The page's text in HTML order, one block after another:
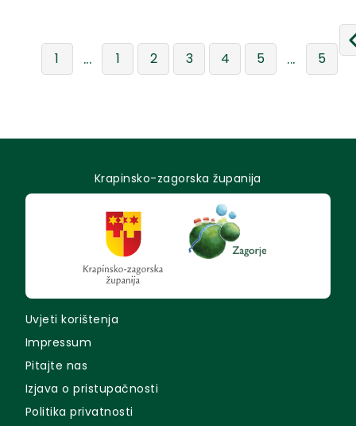
1 ... 1 2 3 4 5 ... 5
Krapinsko-zagorska županija
Uvjeti korištenja
Impressum
Pitajte nas
Izjava o pristupačnosti
Politika privatnosti